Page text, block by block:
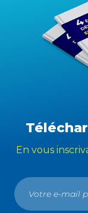
En vous